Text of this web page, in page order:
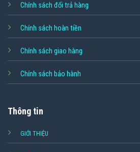
Chính sách đổi trả hàng
Chính sách hoàn tiền
Chính sách giao hàng
Chính sách bảo hành
Thông tin
GIỚI THIỆU